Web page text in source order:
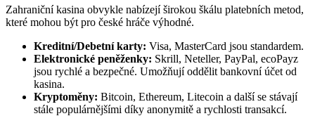
Zahraniční kasina obvykle nabízejí širokou škálu platebních metod,
které mohou být pro české hráče výhodné.
Kreditní/Debetní karty: Visa, MasterCard jsou standardem.
Elektronické peněženky: Skrill, Neteller, PayPal, ecoPayz
jsou rychlé a bezpečné. Umožňují oddělit bankovní účet od
kasina.
Kryptoměny: Bitcoin, Ethereum, Litecoin a další se stávají
stále populárnějšími díky anonymitě a rychlosti transakcí.